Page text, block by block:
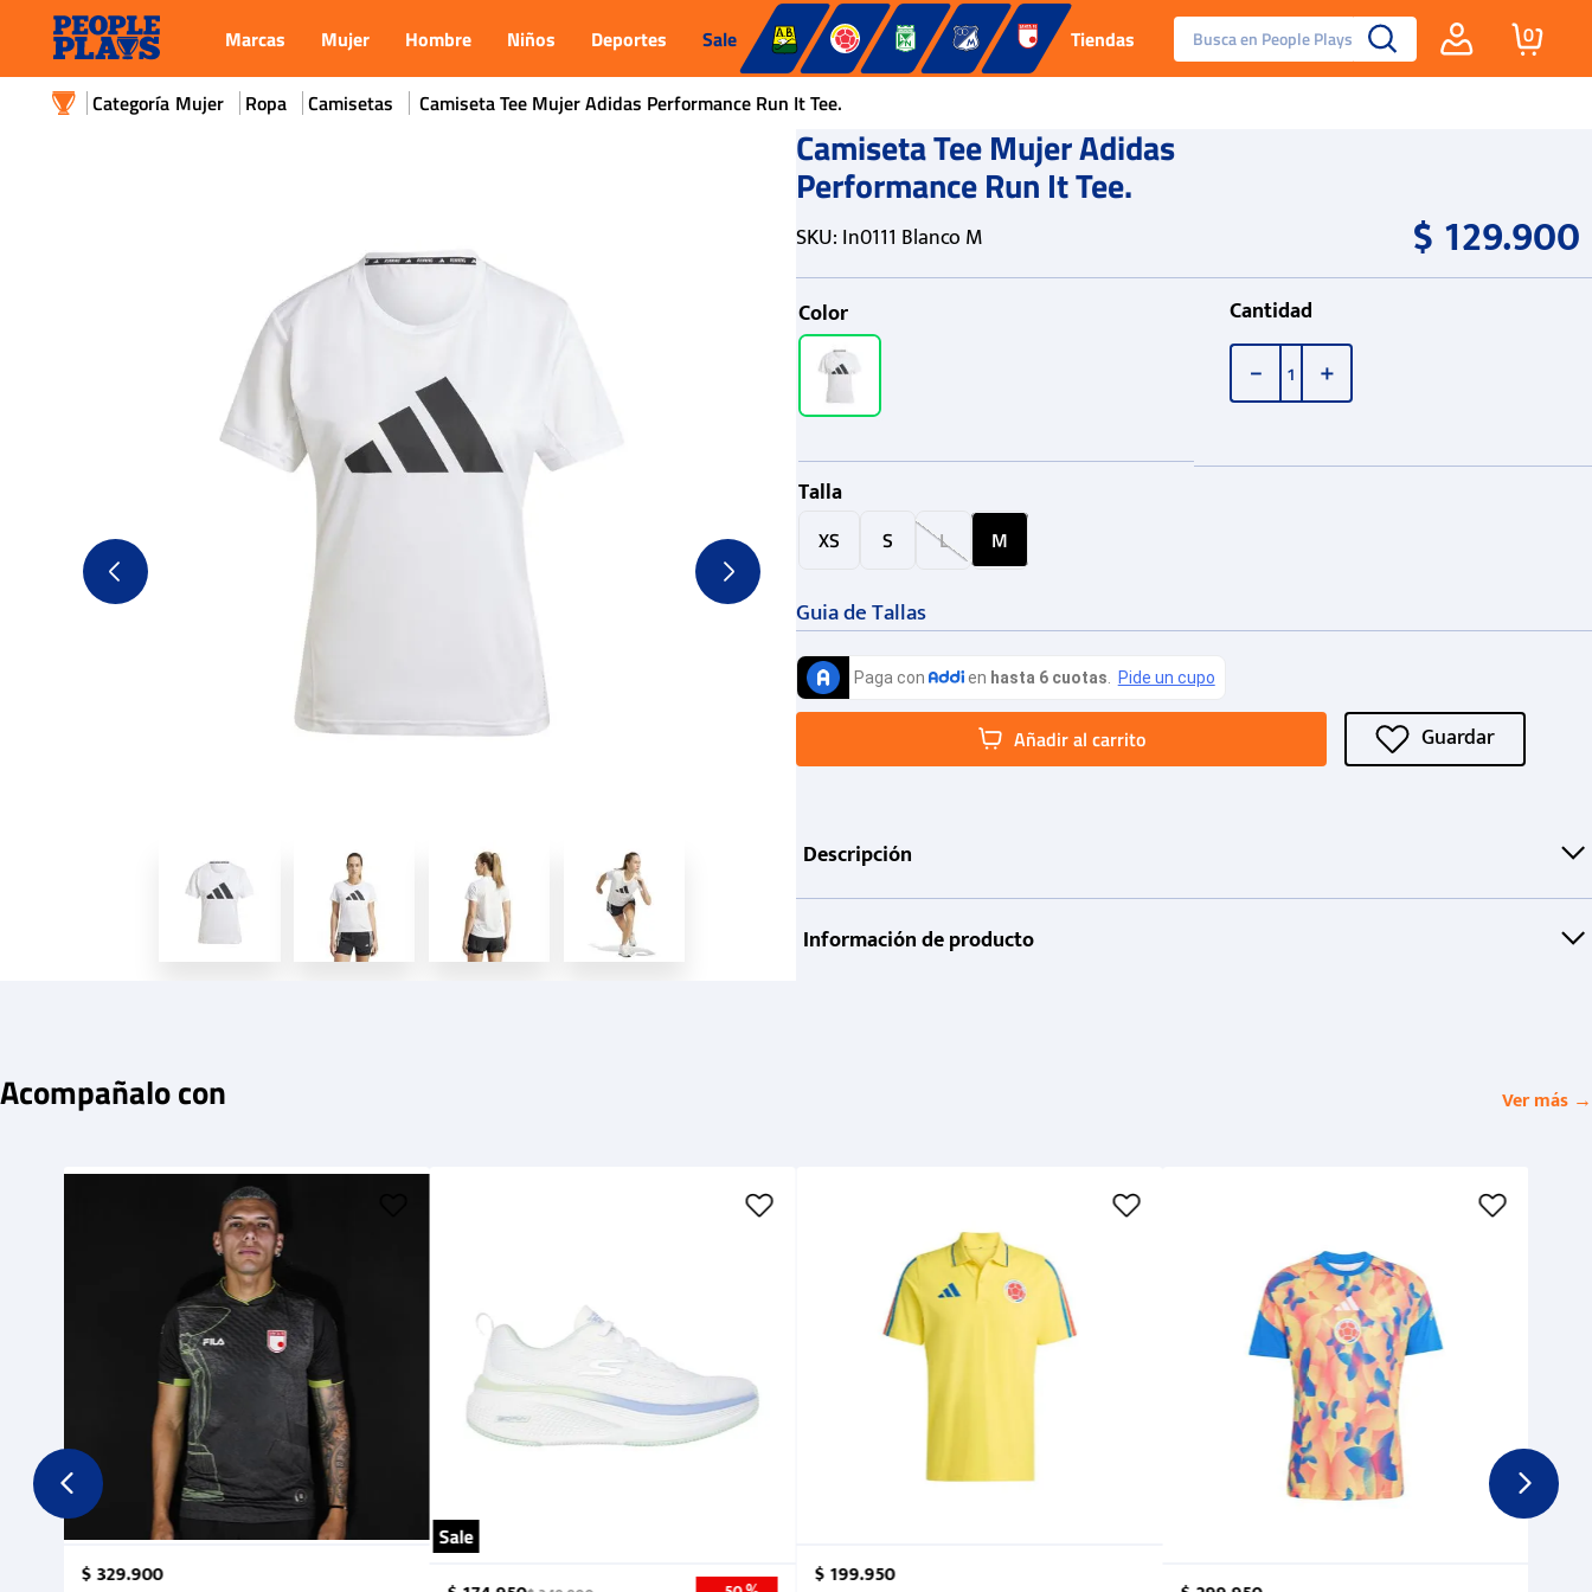
Marcas Mujer Hombre Niños Deportes Sale Tiendas Busca en People Plays
Reebok Fashion
0
Mujer Ropa Camisetas Camiseta Tee Mujer Adidas Performance Run It Tee.
Camiseta Tee Mujer Adidas
Performance Run It Tee.
SKU: In0111 Blanco M $129.900
Color
Talla
XS S L M
Guia de Tallas
Cantidad
＋
－
Añadir al carrito
Descripción
Información de producto
Acompañalo con Ver más →
$329.900
Sale
$199.950